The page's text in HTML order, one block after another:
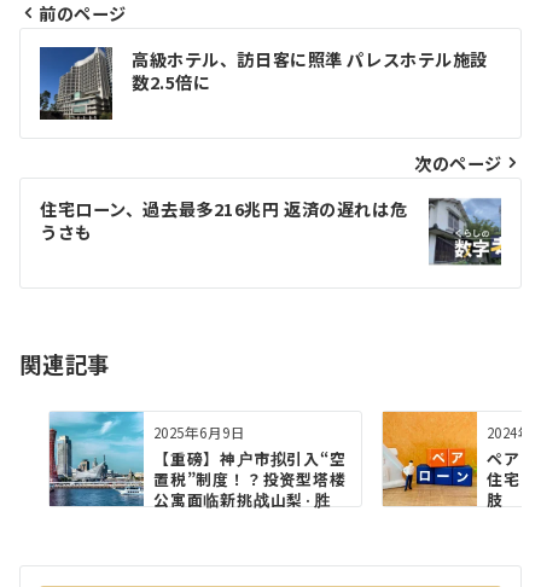
投
稿
ナ
ビ
ゲ
シ
ン
前のページ
⾼級ホテル、訪⽇客に照準 パレスホテル施設
数2.5倍に
次のページ
住宅ローン、過去最多216兆円 返済の遅れは危
うさも
関連記事
2025年6月9日
【重磅】神户市拟引入“空
置税”制度！？投资型塔楼
公寓面临新挑战山梨·胜
2024年
ペア
住宅ロ
肢